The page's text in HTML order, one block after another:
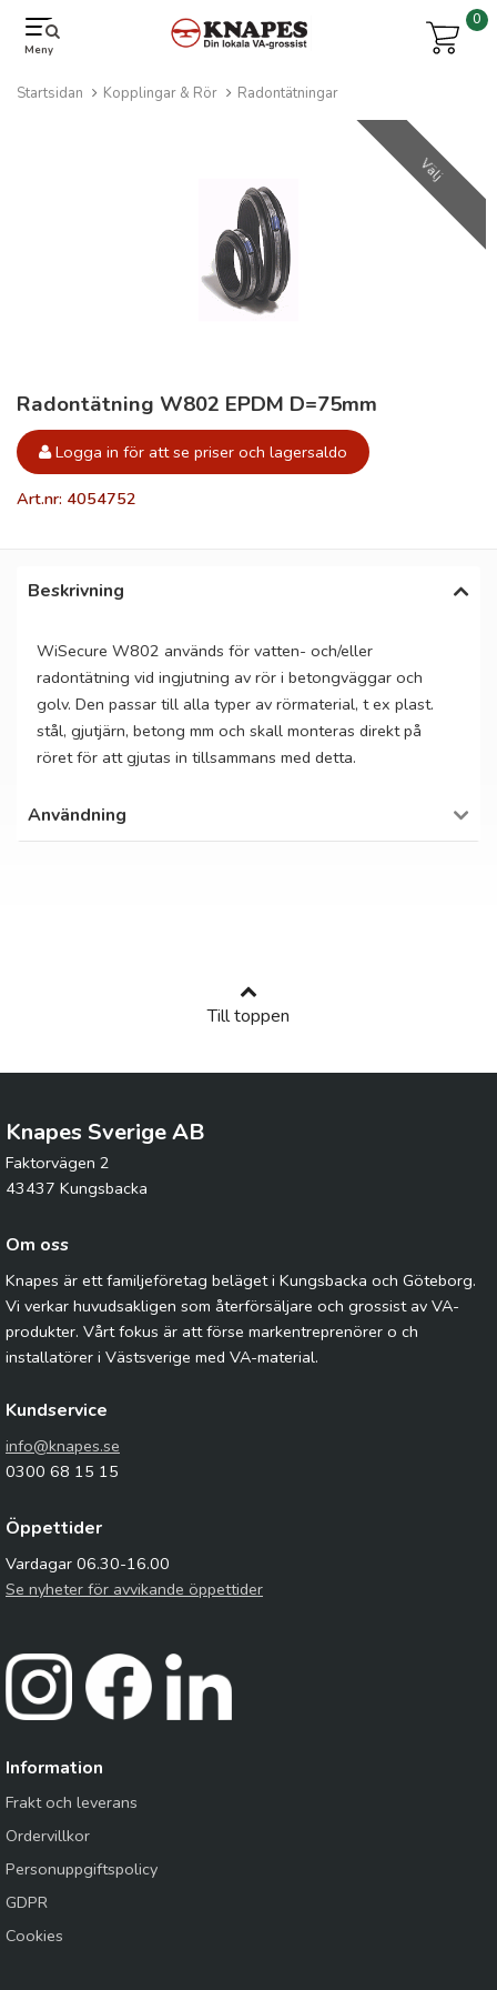
Meny
0
Startsidan Kopplingar & Rör Radontätningar
Välj
Radontätning W802 EPDM D=75mm
Logga in för att se priser och lagersaldo
Art.nr: 4054752
Beskrivning
WiSecure W802 används för vatten- och/eller
radontätning vid ingjutning av rör i betongväggar och
golv. Den passar till alla typer av rörmaterial, t ex plast.
stål, gjutjärn, betong mm och skall monteras direkt på
röret för att gjutas in tillsammans med detta.
Användning
Till toppen
Knapes Sverige AB
Faktorvägen 2
43437 Kungsbacka
Om oss
Knapes är ett familjeföretag beläget i Kungsbacka och Göteborg.
Vi verkar huvudsakligen som återförsäljare och grossist av VA-
produkter. Vårt fokus är att förse markentreprenörer o ch
installatörer i Västsverige med VA-material.
Kundservice
info@knapes.se
0300 68 15 15
Öppettider
Vardagar 06.30-16.00
Se nyheter för avvikande öppettider
Information
Frakt och leverans
Ordervillkor
Personuppgiftspolicy
GDPR
Cookies